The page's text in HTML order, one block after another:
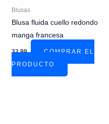
Blusas
Blusa fluida cuello redondo
manga francesa
32,99
COMPRAR EL
PRODUCTO